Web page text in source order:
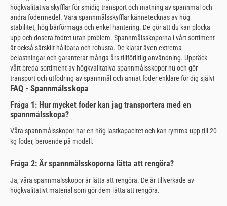
högkvalitativa skyfflar för smidig transport och matning av spannmål och
andra fodermedel. Våra spannmålsskyfflar kännetecknas av hög
stabilitet, hög bärförmåga och enkel hantering. De gör att du kan plocka
upp och dosera fodret utan problem. Spannmålsskoporna i vårt sortiment
är också särskilt hållbara och robusta. De klarar även extrema
belastningar och garanterar många års tillförlitlig användning. Upptäck
vårt breda sortiment av högkvalitativa spannmålsskopor nu och gör
transport och utfodring av spannmål och annat foder enklare för dig själv!
FAQ - Spannmålsskopa
Fråga 1: Hur mycket foder kan jag transportera med en
spannmålsskopa?
Våra spannmålsskopor har en hög lastkapacitet och kan rymma upp till 20
kg foder, beroende på modell.
Fråga 2: Är spannmålsskoporna lätta att rengöra?
Ja, våra spannmålsskopor är lätta att rengöra. De är tillverkade av
högkvalitativt material som gör dem lätta att rengöra.